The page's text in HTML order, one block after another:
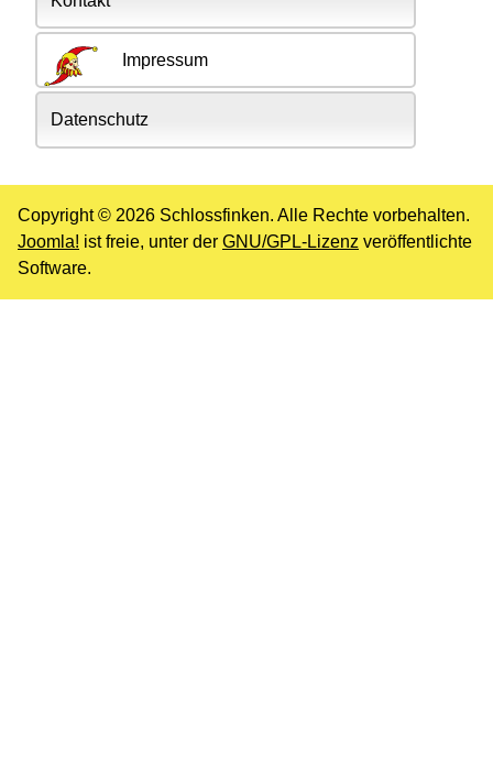
Impressum
Datenschutz
Copyright © 2026 Schlossfinken. Alle Rechte vorbehalten.
Joomla! ist freie, unter der GNU/GPL-Lizenz veröffentlichte
Software.